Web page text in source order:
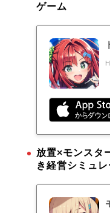
ゲーム
放置×モンスタ
き経営シミュ